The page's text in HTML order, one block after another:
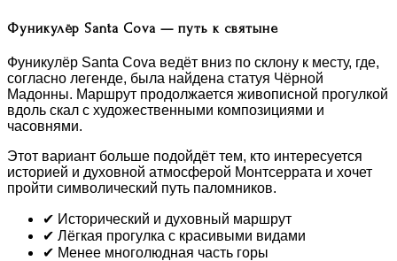
Фуникулёр Santa Cova — путь к святыне
Фуникулёр Santa Cova ведёт вниз по склону к месту, где,
согласно легенде, была найдена статуя Чёрной
Мадонны. Маршрут продолжается живописной прогулкой
вдоль скал с художественными композициями и
часовнями.
Этот вариант больше подойдёт тем, кто интересуется
историей и духовной атмосферой Монтсеррата и хочет
пройти символический путь паломников.
✔ Исторический и духовный маршрут
✔ Лёгкая прогулка с красивыми видами
✔ Менее многолюдная часть горы